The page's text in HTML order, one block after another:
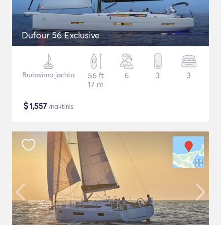
Dufour 56 Exclusive
Buriavimo jachta
56 ft
17 m
6 3 3
$1,557 /naktinis